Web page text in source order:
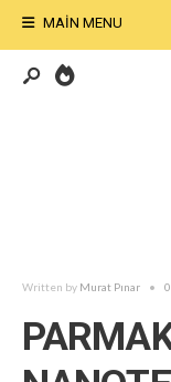
MAIN MENU
Written by Murat Pınar •